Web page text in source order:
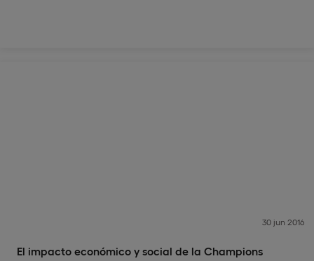
El impacto económico y social de la Champions
30 jun 2016